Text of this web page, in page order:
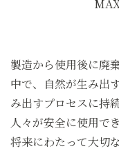
製造から使用後に廃
中で、
自然が生み出
み出すプロセスに持
人々が安全に使用で
将来にわたって大切